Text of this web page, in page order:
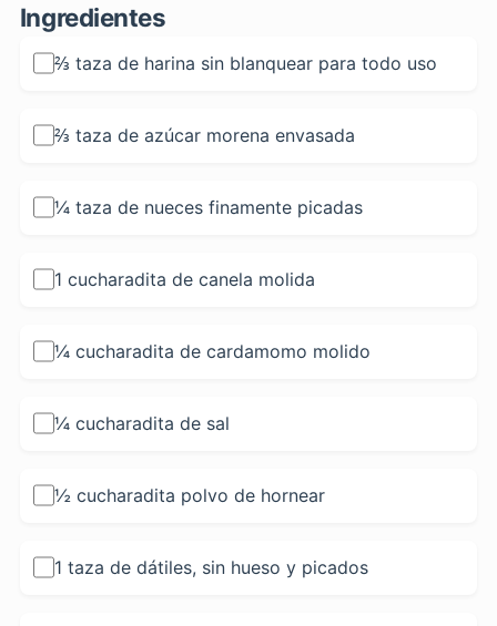
Ingredientes
⅔ taza de harina sin blanquear para todo uso
⅔ taza de azúcar morena envasada
¼ taza de nueces finamente picadas
1 cucharadita de canela molida
¼ cucharadita de cardamomo molido
¼ cucharadita de sal
½ cucharadita polvo de hornear
1 taza de dátiles, sin hueso y picados